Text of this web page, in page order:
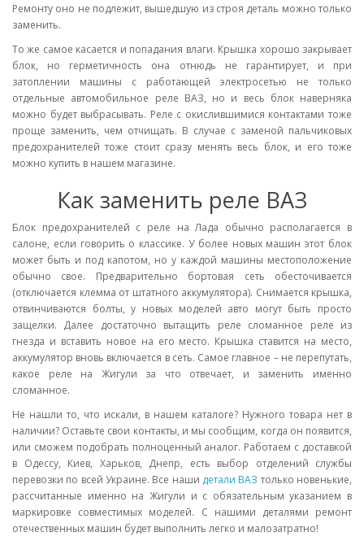
Ремонту оно не подлежит, вышедшую из строя деталь можно только
заменить.
То же самое касается и попадания влаги. Крышка хорошо закрывает
блок, но герметичность она отнюдь не гарантирует, и при
затоплении машины с работающей электросетью не только
отдельные автомобильное реле ВАЗ, но и весь блок наверняка
можно будет выбрасывать. Реле с окислившимися контактами тоже
проще заменить, чем отчищать. В случае с заменой пальчиковых
предохранителей тоже стоит сразу менять весь блок, и его тоже
можно купить в нашем магазине.
Как заменить реле ВАЗ
Блок предохранителей с реле на Лада обычно располагается в
салоне, если говорить о классике. У более новых машин этот блок
может быть и под капотом, но у каждой машины местоположение
обычно свое. Предварительно бортовая сеть обесточивается
(отключается клемма от штатного аккумулятора). Снимается крышка,
отвинчиваются болты, у новых моделей авто могут быть просто
защелки. Далее достаточно вытащить реле сломанное реле из
гнезда и вставить новое на его место. Крышка ставится на место,
аккумулятор вновь включается в сеть. Самое главное – не перепутать,
какое реле на Жигули за что отвечает, и заменить именно
сломанное.
Не нашли то, что искали, в нашем каталоге? Нужного товара нет в
наличии? Оставьте свои контакты, и мы сообщим, когда он появится,
или сможем подобрать полноценный аналог. Работаем с доставкой
в Одессу, Киев, Харьков, Днепр, есть выбор отделений службы
перевозки по всей Украине. Все наши детали ВАЗ только новенькие,
рассчитанные именно на Жигули и с обязательным указанием в
маркировке совместимых моделей. С нашими деталями ремонт
отечественных машин будет выполнить легко и малозатратно!